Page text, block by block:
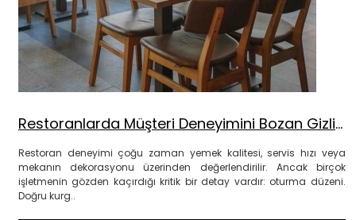
Restoranlarda Müşteri Deneyimini Bozan Gizli Detay Nedir?
Restoran deneyimi çoğu zaman yemek kalitesi, servis hızı veya
mekanın dekorasyonu üzerinden değerlendirilir. Ancak birçok
işletmenin gözden kaçırdığı kritik bir detay vardır: oturma düzeni.
Doğru kurg..